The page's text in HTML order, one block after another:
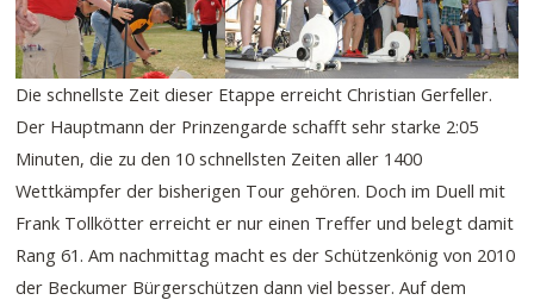
Die schnellste Zeit dieser Etappe erreicht Christian Gerfeller.
Der Hauptmann der Prinzengarde schafft sehr starke 2:05
Minuten, die zu den 10 schnellsten Zeiten aller 1400
Wettkämpfer der bisherigen Tour gehören. Doch im Duell mit
Frank Tollkötter erreicht er nur einen Treffer und belegt damit
Rang 61. Am nachmittag macht es der Schützenkönig von 2010
der Beckumer Bürgerschützen dann viel besser. Auf dem